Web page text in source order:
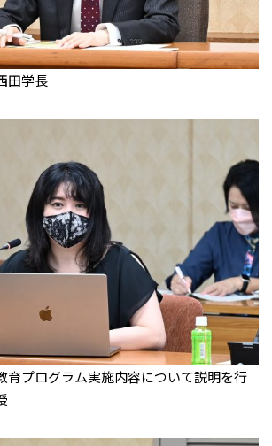
田学長
育プログラム実施内容について説明を行